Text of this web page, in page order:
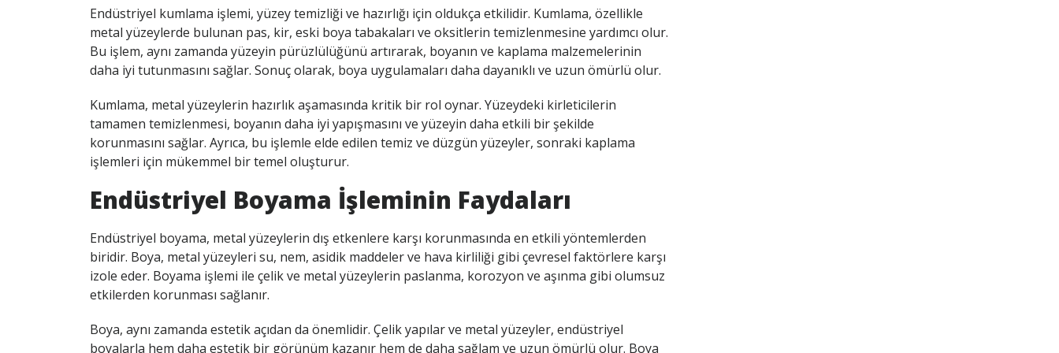
Endüstriyel kumlama işlemi, yüzey temizliği ve hazırlığı için oldukça etkilidir. Kumlama, özellikle
metal yüzeylerde bulunan pas, kir, eski boya tabakaları ve oksitlerin temizlenmesine yardımcı olur.
Bu işlem, aynı zamanda yüzeyin pürüzlülüğünü artırarak, boyanın ve kaplama malzemelerinin
daha iyi tutunmasını sağlar. Sonuç olarak, boya uygulamaları daha dayanıklı ve uzun ömürlü olur.
Kumlama, metal yüzeylerin hazırlık aşamasında kritik bir rol oynar. Yüzeydeki kirleticilerin
tamamen temizlenmesi, boyanın daha iyi yapışmasını ve yüzeyin daha etkili bir şekilde
korunmasını sağlar. Ayrıca, bu işlemle elde edilen temiz ve düzgün yüzeyler, sonraki kaplama
işlemleri için mükemmel bir temel oluşturur.
Endüstriyel Boyama İşleminin Faydaları
Endüstriyel boyama, metal yüzeylerin dış etkenlere karşı korunmasında en etkili yöntemlerden
biridir. Boya, metal yüzeyleri su, nem, asidik maddeler ve hava kirliliği gibi çevresel faktörlere karşı
izole eder. Boyama işlemi ile çelik ve metal yüzeylerin paslanma, korozyon ve aşınma gibi olumsuz
etkilerden korunması sağlanır.
Boya, aynı zamanda estetik açıdan da önemlidir. Çelik yapılar ve metal yüzeyler, endüstriyel
boyalarla hem daha estetik bir görünüm kazanır hem de daha sağlam ve uzun ömürlü olur. Boya